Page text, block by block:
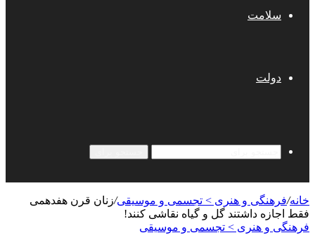
سلامت
دولت
خانه/فرهنگی و هنری > تجسمی و موسیقی/زنان قرن هفدهمی
فقط اجازه داشتند گل و گیاه نقاشی کنند!
فرهنگی و هنری > تجسمی و موسیقی